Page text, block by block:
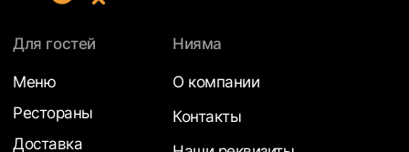
Для гостей
Меню
Рестораны
Доставка
Нияма
О компании
Контакты